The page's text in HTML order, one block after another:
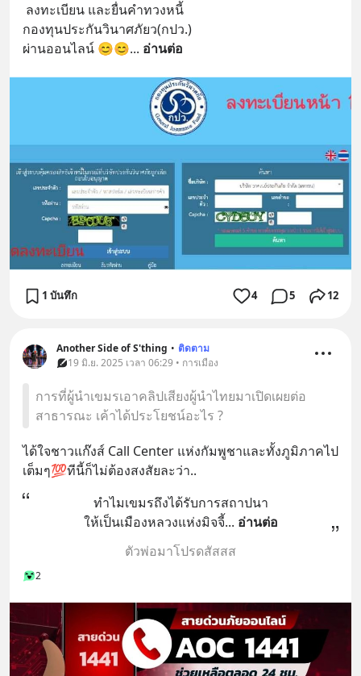
ลงทะเบียน และยื่นคำทวงหนี้
กองทุนประกันวินาศภัยว(กปว.)
ผ่านออนไลน์ 😊😊... อ่านต่อ
1 บันทึก 4 5 12
Another Side of S'thing • ติดตาม
19 มิ.ย. 2025 เวลา 06:29 • การเมือง
การที่ผู้นำเขมรเอาคลิปเสียงผู้นำไทยมาเปิดเผยต่อ
สาธารณะ เค้าได้ประโยชน์อะไร ?
ได้ใจชาวแก๊งส์ Call Center แห่งกัมพูชาและทั้งภูมิภาคไป
เต็มๆ💯ทีนี้ก็ไม่ต้องสงสัยละว่า..
ทำไมเขมรถึงได้รับการสถาปนา
ให้เป็นเมืองหลวงแห่งมิจจี้... อ่านต่อ
ตัวพ่อมาโปรดสัสสส
2